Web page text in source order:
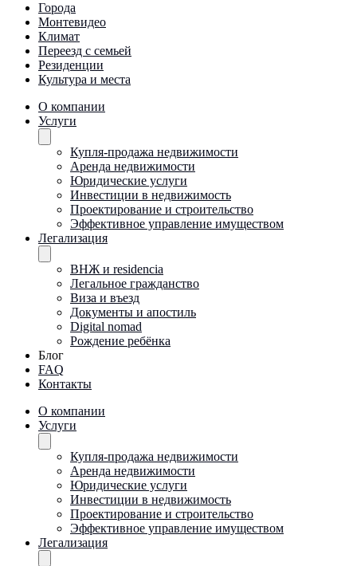
Города
Монтевидео
Климат
Переезд с семьей
Резиденции
Культура и места
О компании
Услуги
Купля-продажа недвижимости
Аренда недвижимости
Юридические услуги
Инвестиции в недвижимость
Проектирование и строительство
Эффективное управление имуществом
Легализация
ВНЖ и residencia
Легальное гражданство
Виза и въезд
Документы и апостиль
Digital nomad
Рождение ребёнка
Блог
FAQ
Контакты
О компании
Услуги
Купля-продажа недвижимости
Аренда недвижимости
Юридические услуги
Инвестиции в недвижимость
Проектирование и строительство
Эффективное управление имуществом
Легализация